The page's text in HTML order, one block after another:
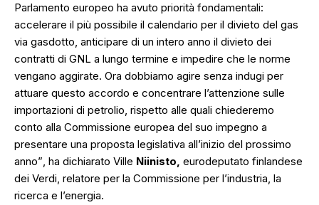
Parlamento europeo ha avuto priorità fondamentali:
accelerare il più possibile il calendario per il divieto del gas
via gasdotto, anticipare di un intero anno il divieto dei
contratti di GNL a lungo termine e impedire che le norme
vengano aggirate. Ora dobbiamo agire senza indugi per
attuare questo accordo e concentrare l’attenzione sulle
importazioni di petrolio, rispetto alle quali chiederemo
conto alla Commissione europea del suo impegno a
presentare una proposta legislativa all’inizio del prossimo
anno”, ha dichiarato Ville Niinisto, eurodeputato finlandese
dei Verdi, relatore per la Commissione per l’industria, la
ricerca e l’energia.